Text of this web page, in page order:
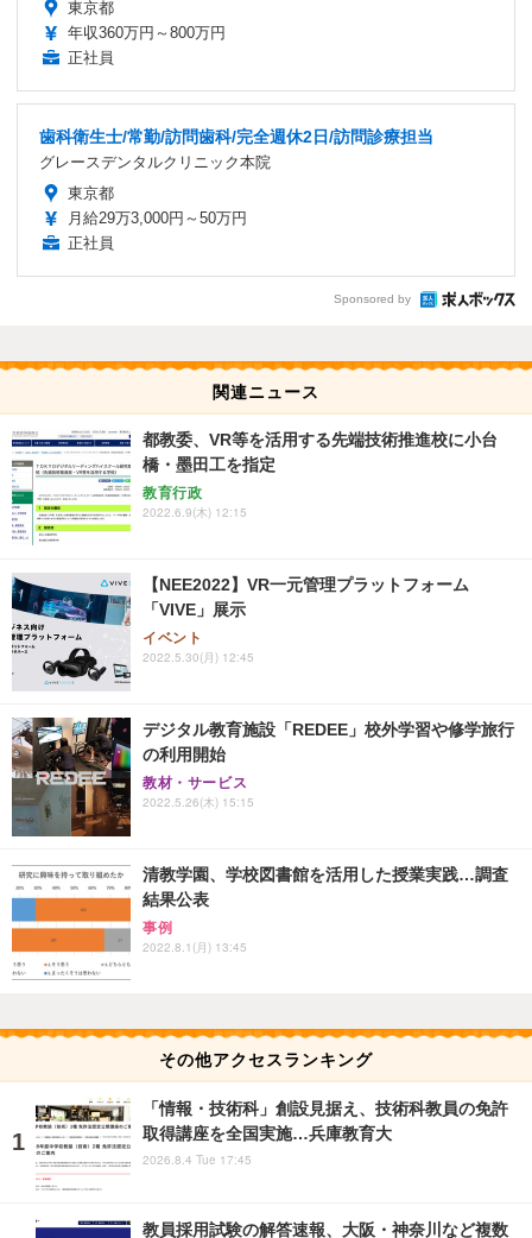
東京都
年収360万円～800万円
正社員
歯科衛生士/常勤/訪問歯科/完全週休2日/訪問診療担当
グレースデンタルクリニック本院
東京都
月給29万3,000円～50万円
正社員
Sponsored by
関連ニュース
都教委、VR等を活用する先端技術推進校に小台
橋・墨田工を指定
教育行政
2022.6.9(木) 12:15
【NEE2022】VR一元管理プラットフォーム
「VIVE」展示
イベント
2022.5.30(月) 12:45
デジタル教育施設「REDEE」校外学習や修学旅行
の利用開始
教材・サービス
2022.5.26(木) 15:15
清教学園、学校図書館を活用した授業実践…調査
結果公表
事例
2022.8.1(月) 13:45
その他アクセスランキング
「情報・技術科」創設見据え、技術科教員の免許
取得講座を全国実施…兵庫教育大
2026.8.4 Tue 17:45
教員採用試験の解答速報、大阪・神奈川など複数